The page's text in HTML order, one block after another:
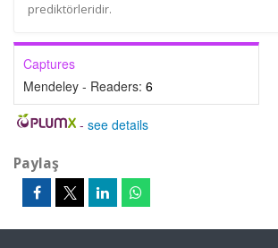
prediktörleridir.
Captures
Mendeley - Readers: 6
- see details
Paylaş